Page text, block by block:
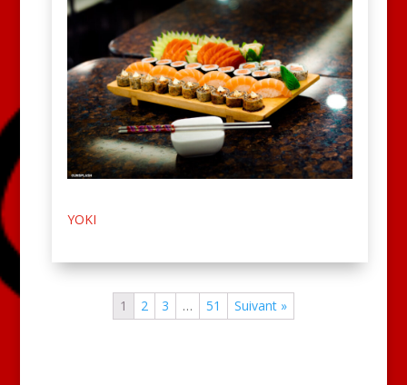
YOKI
1 2 3 … 51 Suivant »